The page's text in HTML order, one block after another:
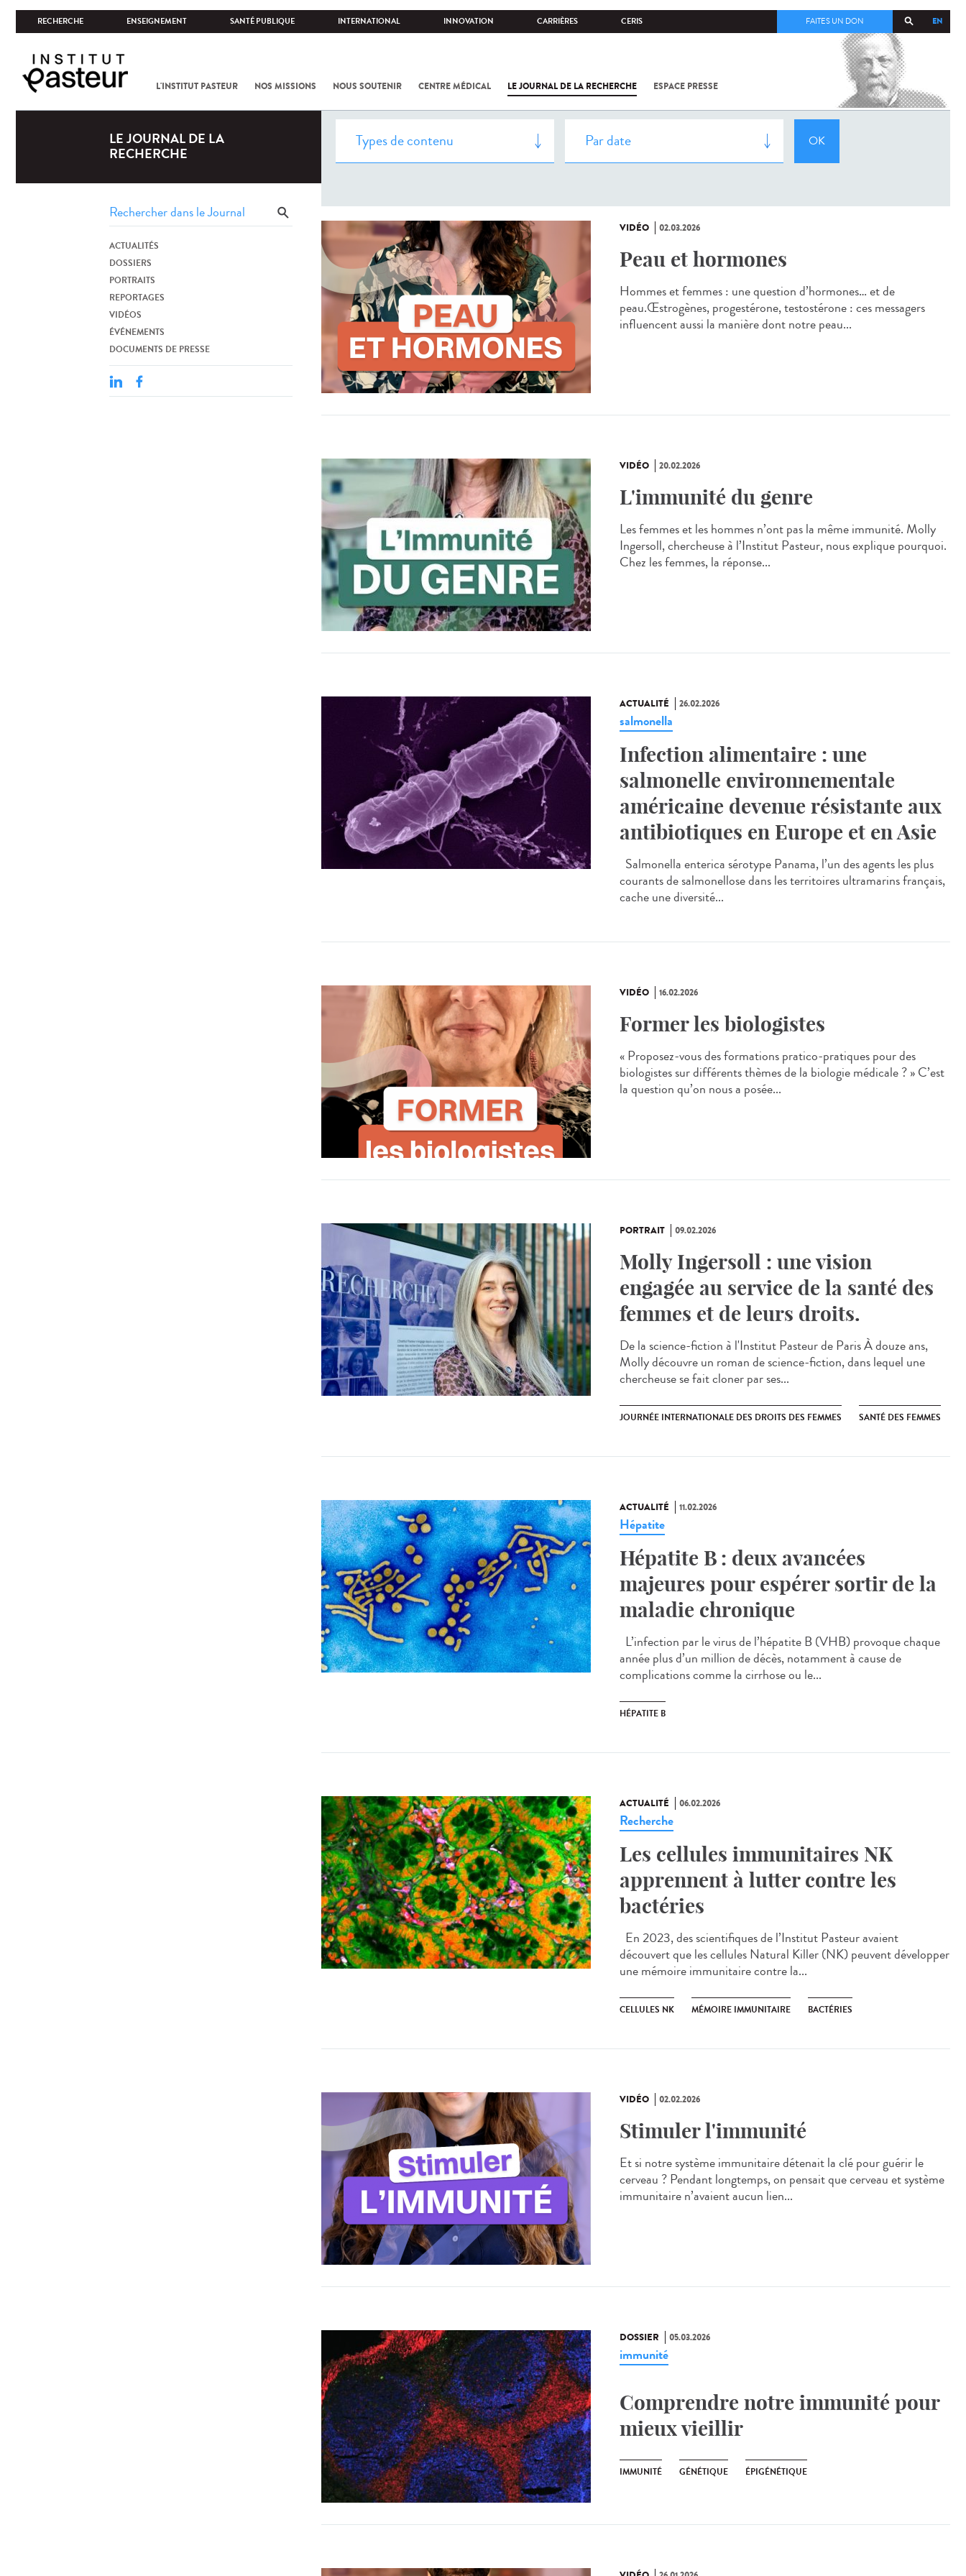
RECHERCHE ENSEIGNEMENT SANTÉ PUBLIQUE INTERNATIONAL INNOVATION CARRIÈRES CERIS EN
FAITES UN DON
L'INSTITUT PASTEUR NOS MISSIONS NOUS SOUTENIR CENTRE MÉDICAL LE JOURNAL DE LA RECHERCHE ESPACE PRESSE
COV-2 /
L'INSTITUT
PASTEUR
LE JOURNAL DE LA
RECHERCHE
ACTUALITÉS
DOSSIERS
PORTRAITS
REPORTAGES
VIDÉOS
ÉVÉNEMENTS
DOCUMENTS DE PRESSE
VIDÉO 02.03.2026
Peau et hormones
Hommes et femmes : une question d’hormones… et de
peau.Œstrogènes, progestérone, testostérone : ces messagers
influencent aussi la manière dont notre peau...
VIDÉO 20.02.2026
L'immunité du genre
Les femmes et les hommes n’ont pas la même immunité. Molly
Ingersoll, chercheuse à l’Institut Pasteur, nous explique pourquoi.
Chez les femmes, la réponse...
ACTUALITÉ 26.02.2026
salmonella
Infection alimentaire : une
salmonelle environnementale
américaine devenue résistante aux
antibiotiques en Europe et en Asie
Salmonella enterica sérotype Panama, l’un des agents les plus
courants de salmonellose dans les territoires ultramarins français,
cache une diversité...
VIDÉO 16.02.2026
Former les biologistes
« Proposez‑vous des formations pratico‑pratiques pour des
biologistes sur différents thèmes de la biologie médicale ? » C’est
la question qu’on nous a posée...
PORTRAIT 09.02.2026
Molly Ingersoll : une vision
engagée au service de la santé des
femmes et de leurs droits.
De la science-fiction à l'Institut Pasteur de Paris À douze ans,
Molly découvre un roman de science-fiction, dans lequel une
chercheuse se fait cloner par ses...
JOURNÉE INTERNATIONALE DES DROITS DES FEMMES SANTÉ DES FEMMES
ACTUALITÉ 11.02.2026
Hépatite
Hépatite B : deux avancées
majeures pour espérer sortir de la
maladie chronique
L’infection par le virus de l’hépatite B (VHB) provoque chaque
année plus d’un million de décès, notamment à cause de
complications comme la cirrhose ou le...
HÉPATITE B
ACTUALITÉ 06.02.2026
Recherche
Les cellules immunitaires NK
apprennent à lutter contre les
bactéries
En 2023, des scientifiques de l’Institut Pasteur avaient
découvert que les cellules Natural Killer (NK) peuvent développer
une mémoire immunitaire contre la...
CELLULES NK MÉMOIRE IMMUNITAIRE BACTÉRIES
VIDÉO 02.02.2026
Stimuler l'immunité
Et si notre système immunitaire détenait la clé pour guérir le
cerveau ? Pendant longtemps, on pensait que cerveau et système
immunitaire n’avaient aucun lien...
DOSSIER 05.03.2026
immunité
Comprendre notre immunité pour
mieux vieillir
IMMUNITÉ GÉNÉTIQUE ÉPIGÉNÉTIQUE